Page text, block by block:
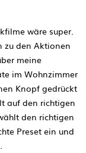
wäre super.
zu den Aktionen
meine
im Wohnzimmer
Knopf gedrückt
auf den richtigen
den richtigen
Preset ein und